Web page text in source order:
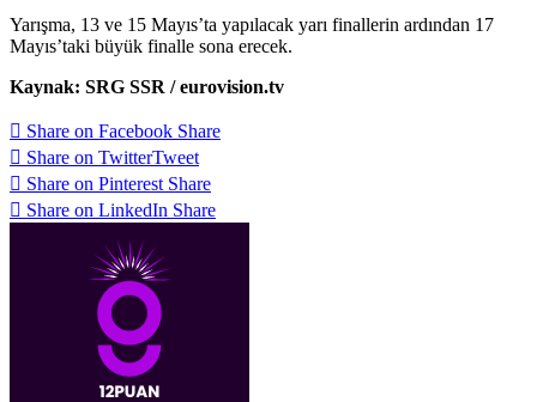
Yarışma, 13 ve 15 Mayıs’ta yapılacak yarı finallerin ardından 17
Mayıs’taki büyük finalle sona erecek.
Kaynak: SRG SSR / eurovision.tv
Share on Facebook Share
Share on TwitterTweet
Share on Pinterest Share
Share on LinkedIn Share